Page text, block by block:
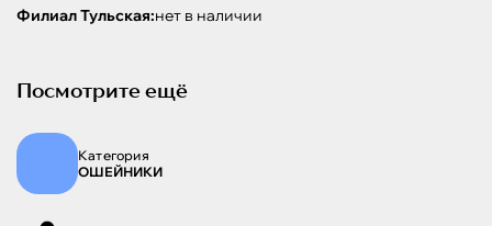
Филиал Тульская:нет в наличии
Посмотрите ещё
Категория
ОШЕЙНИКИ